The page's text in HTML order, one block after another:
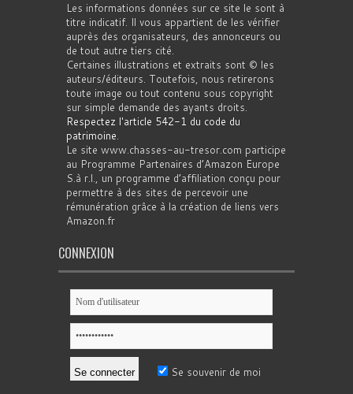
Les informations données sur ce site le sont à
titre indicatif. Il vous appartient de les vérifier
auprès des organisateurs, des annonceurs ou
de tout autre tiers cité.
Certaines illustrations et extraits sont © les
auteurs/éditeurs. Toutefois, nous retirerons
toute image ou tout contenu sous copyright
sur simple demande des ayants droits.
Respectez l'article 542-1 du code du
patrimoine.
Le site www.chasses-au-tresor.com participe
au Programme Partenaires d’Amazon Europe
S.à r.l., un programme d’affiliation conçu pour
permettre à des sites de percevoir une
rémunération grâce à la création de liens vers
Amazon.fr
CONNEXION
Se souvenir de moi